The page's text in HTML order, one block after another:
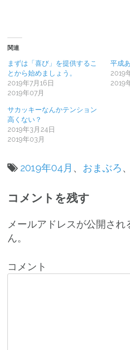
関連
まずは「喜び」を提供するこ
とから始めましょう。
2019年7月16日
2019年07月
平成
2019
2019
サカッキーなんかテンション
高くない？
2019年3月24日
2019年03月
2019年04月 、 おまぶろ、
稿
ナ
ビ
ゲ
コメントを残す
メールアドレスが公開され
ん。
コメント